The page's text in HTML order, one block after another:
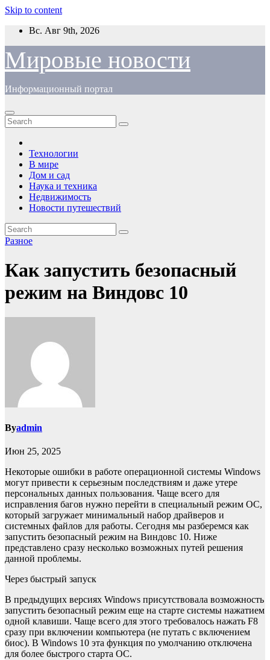
Skip to content
Вс. Авг 9th, 2026
Мировые новости
Информационный портал
Технологии
В мире
Дом и сад
Наука и техника
Недвижимость
Новости путешествий
Разное
Как запустить безопасный
режим на Виндовс 10
Byadmin
Июн 25, 2025
Некоторые ошибки в работе операционной системы Windows
могут привести к серьезным последствиям и даже утере
персональных данных пользования. Чаще всего для
исправления багов нужно перейти в специальный режим ОС,
который загружает минимальный набор драйверов и
системных файлов для работы. Сегодня мы разберемся как
запустить безопасный режим на Виндовс 10. Ниже
представлено сразу несколько возможных путей решения
данной проблемы.
Через быстрый запуск
В предыдущих версиях Windows присутствовала возможность
запустить безопасный режим еще на старте системы нажатием
одной клавиши. Чаще всего для этого требовалось нажать F8
сразу при включении компьютера (не путать с включением
биос). В Windows 10 эта функция по умолчанию отключена
для более быстрого старта ОС.